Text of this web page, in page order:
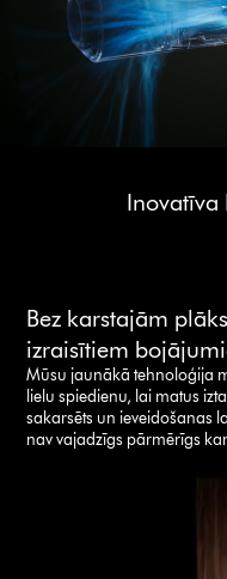
Inovatīva
Bez karstajām
izraisītiem
Mūsu jaunākā tehnoloģija
lielu spiedienu, lai matus
sakarsēts un ieveidošanas
nav vajadzīgs pārmērīgs